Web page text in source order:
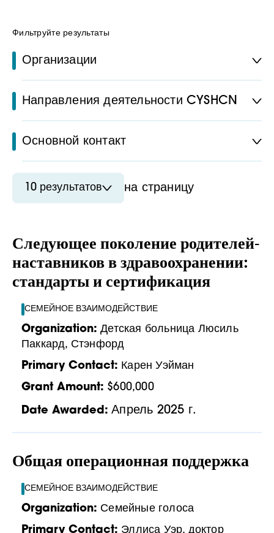
Фильтруйте результаты
Организации
Направления деятельности CYSHCN
Основной контакт
10 результатов на страницу
Следующее поколение родителей-
наставников в здравоохранении:
стандарты и сертификация
СЕМЕЙНОЕ ВЗАИМОДЕЙСТВИЕ
Organization: Детская больница Люсиль
Паккард, Стэнфорд
Primary Contact: Карен Уэйман
Grant Amount: $600,000
Date Awarded: Апрель 2025 г.
Общая операционная поддержка
СЕМЕЙНОЕ ВЗАИМОДЕЙСТВИЕ
Organization: Семейные голоса
Primary Contact: Эллиса Уэр, доктор